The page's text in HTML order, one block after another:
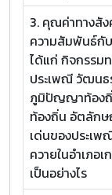
3. คุณค่าทางสัง
ความสัมพันธ์กั
ได้แก่ กิจกรรม
ประเพณี วัฒนธ
ภูมิปัญญาท้องถิ่
ท้องถิ่น อัตลัก
เด่นของประเ
ควายในอำเภอเ
เป็นอย่างไร